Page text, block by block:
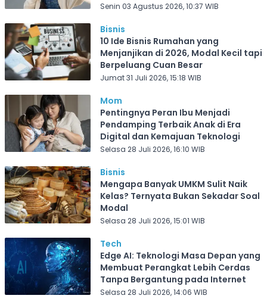
Senin 03 Agustus 2026, 10:37 WIB
Bisnis
10 Ide Bisnis Rumahan yang
Menjanjikan di 2026, Modal Kecil tapi
Berpeluang Cuan Besar
Jumat 31 Juli 2026, 15:18 WIB
Mom
Pentingnya Peran Ibu Menjadi
Pendamping Terbaik Anak di Era
Digital dan Kemajuan Teknologi
Selasa 28 Juli 2026, 16:10 WIB
Bisnis
Mengapa Banyak UMKM Sulit Naik
Kelas? Ternyata Bukan Sekadar Soal
Modal
Selasa 28 Juli 2026, 15:01 WIB
Tech
Edge AI: Teknologi Masa Depan yang
Membuat Perangkat Lebih Cerdas
Tanpa Bergantung pada Internet
Selasa 28 Juli 2026, 14:06 WIB